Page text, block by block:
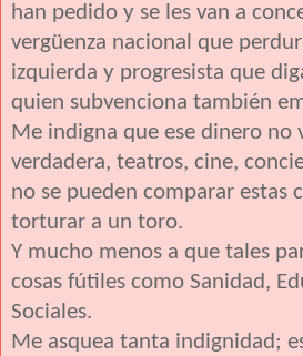
han pedido y se les van a
vergüenza nacional que
izquierda y progresista que
quien subvenciona también
Me indigna que ese dinero no
verdadera, teatros, cine,
no se pueden comparar estas
torturar a un toro.
Y mucho menos a que tales
cosas fútiles como Sanidad,
Sociales.
Me asquea tanta indignidad;